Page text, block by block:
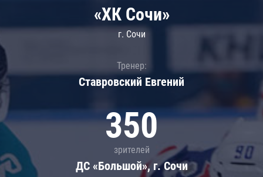
«ХК Сочи»
г. Сочи
Тренер:
Ставровский Евгений
350
зрителей
ДС «Большой», г. Сочи